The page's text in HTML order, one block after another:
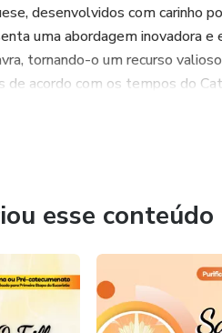
desenvolvidos com carinho
uma abordagem inovadora
tornando-o um recurso
acordo com os tempos do
esse conteúdo